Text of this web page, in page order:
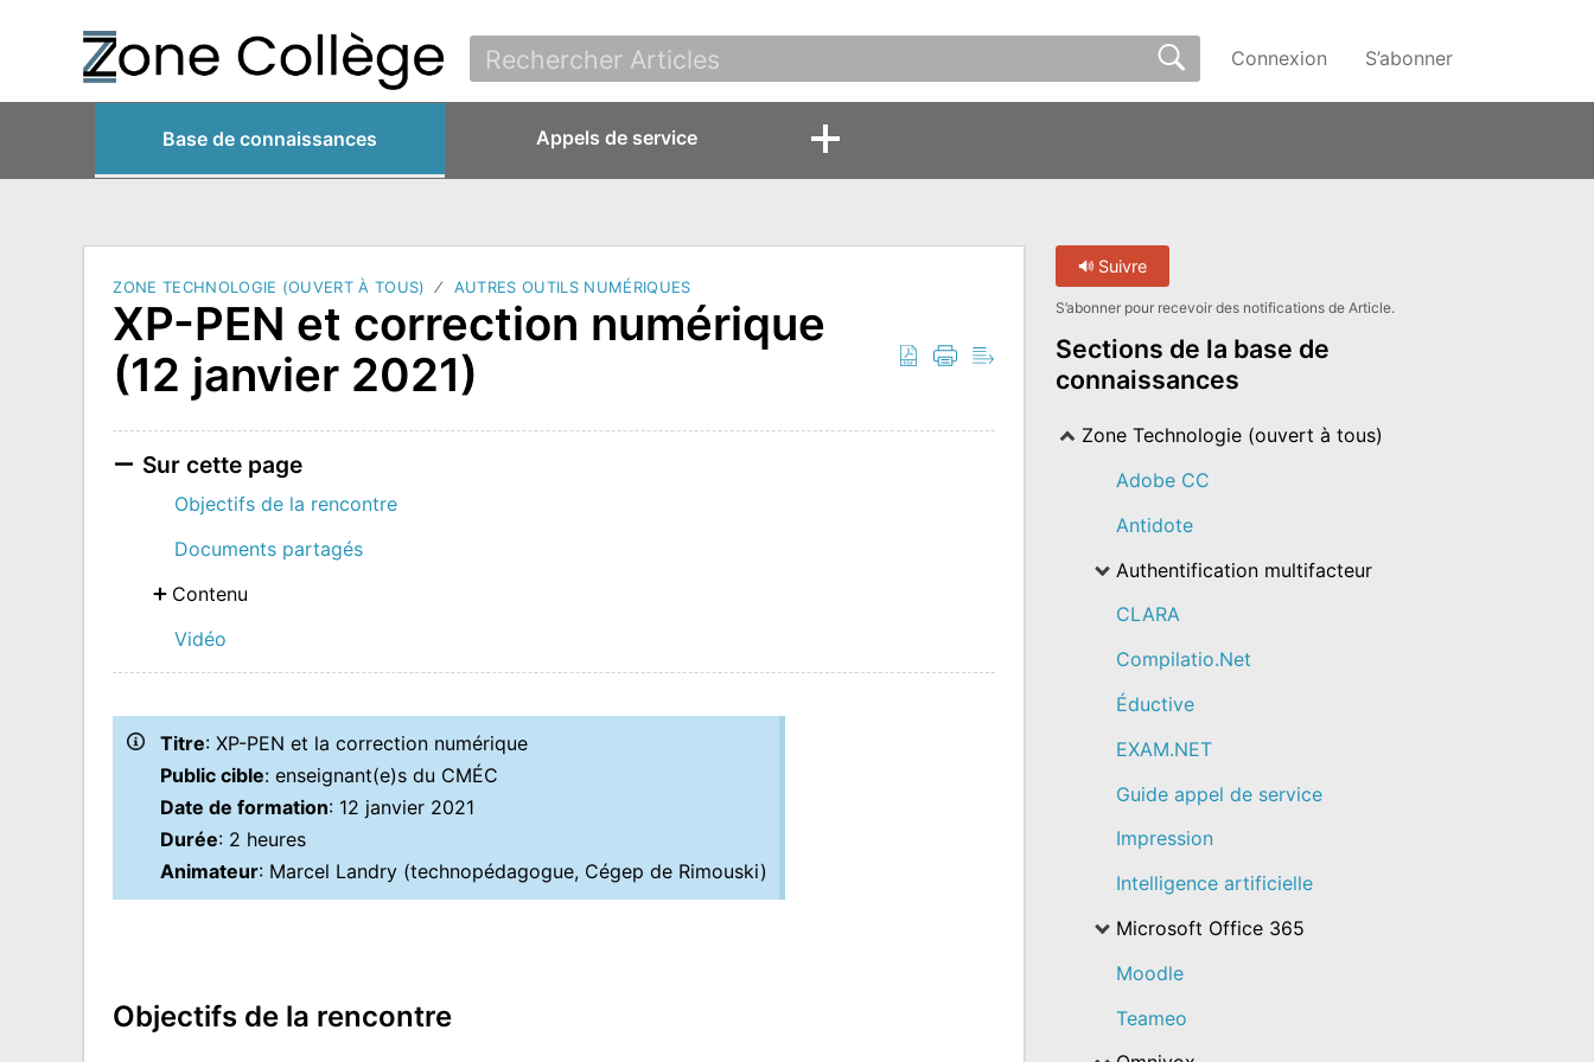
Connexion S’abonner
Base de connaissances Appels de service
ZONE TECHNOLOGIE (OUVERT À TOUS) AUTRES OUTILS NUMÉRIQUES
XP-PEN et correction numérique
(12 janvier 2021)
Sur cette page
Objectifs de la rencontre
Documents partagés
Contenu
Vidéo
Titre: XP-PEN et la correction numérique
Public cible: enseignant(e)s du CMÉC
Date de formation: 12 janvier 2021
Durée: 2 heures
Animateur: Marcel Landry (technopédagogue, Cégep de Rimouski)
Objectifs de la rencontre
Suivre
S’abonner pour recevoir des notifications de Article.
Sections de la base de
connaissances
Zone Technologie (ouvert à tous)
Adobe CC
Antidote
Authentification multifacteur
CLARA
Compilatio.Net
Éductive
EXAM.NET
Guide appel de service
Impression
Intelligence artificielle
Microsoft Office 365
Moodle
Teameo